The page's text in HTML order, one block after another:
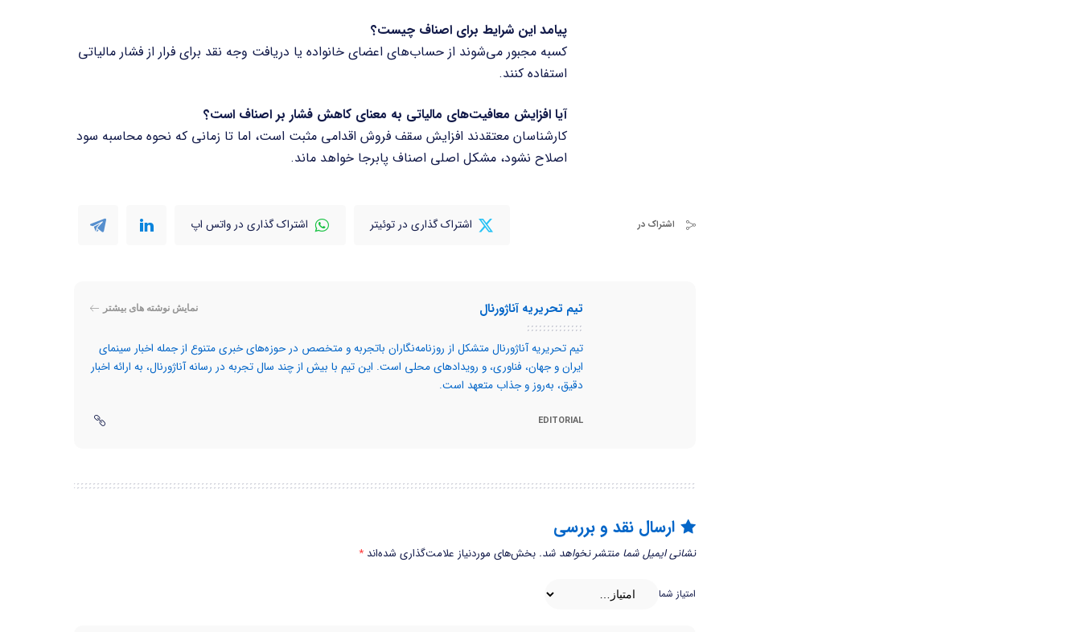
پیامد این شرایط برای اصناف چیست؟
کسبه مجبور می‌شوند از حساب‌های اعضای خانواده یا دریافت وجه نقد برای فرار از فشار مالیاتی
استفاده کنند.
آیا افزایش معافیت‌های مالیاتی به معنای کاهش فشار بر اصناف است؟
کارشناسان معتقدند افزایش سقف فروش اقدامی مثبت است، اما تا زمانی که نحوه محاسبه سود
اصلاح نشود، مشکل اصلی اصناف پابرجا خواهد ماند.
اشتراک در اشتراک گذاری در توئیتر اشتراک گذاری در واتس اپ
تیم تحریریه آناژورنال نمایش نوشته های بیشتر
تیم تحریریه آناژورنال متشکل از روزنامه‌نگاران باتجربه و متخصص در حوزه‌های خبری متنوع از جمله اخبار سینمای
ایران و جهان، فناوری، و رویدادهای محلی است. این تیم با بیش از چند سال تجربه در رسانه‌ آناژورنال، به ارائه اخبار
دقیق، به‌روز و جذاب متعهد است.
EDITORIAL
ارسال نقد و بررسی
نشانی ایمیل شما منتشر نخواهد شد. بخش‌های موردنیاز علامت‌گذاری شده‌اند *
امتیاز شما